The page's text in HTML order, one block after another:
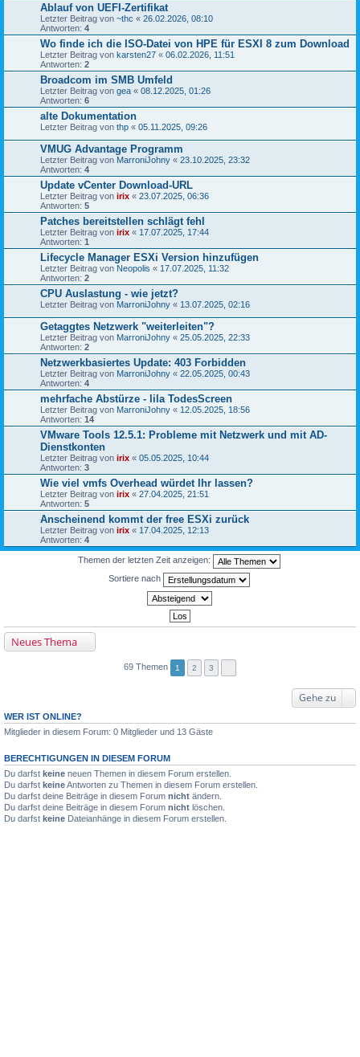
Ablauf von UEFI-Zertifikat
Letzter Beitrag von ~thc « 26.02.2026, 08:10
Antworten: 4
Wo finde ich die ISO-Datei von HPE für ESXI 8 zum Download
Letzter Beitrag von karsten27 « 06.02.2026, 11:51
Antworten: 2
Broadcom im SMB Umfeld
Letzter Beitrag von gea « 08.12.2025, 01:26
Antworten: 6
alte Dokumentation
Letzter Beitrag von thp « 05.11.2025, 09:26
VMUG Advantage Programm
Letzter Beitrag von MarroniJohny « 23.10.2025, 23:32
Antworten: 4
Update vCenter Download-URL
Letzter Beitrag von irix « 23.07.2025, 06:36
Antworten: 5
Patches bereitstellen schlägt fehl
Letzter Beitrag von irix « 17.07.2025, 17:44
Antworten: 1
Lifecycle Manager ESXi Version hinzufügen
Letzter Beitrag von Neopolis « 17.07.2025, 11:32
Antworten: 2
CPU Auslastung - wie jetzt?
Letzter Beitrag von MarroniJohny « 13.07.2025, 02:16
Getaggtes Netzwerk "weiterleiten"?
Letzter Beitrag von MarroniJohny « 25.05.2025, 22:33
Antworten: 2
Netzwerkbasiertes Update: 403 Forbidden
Letzter Beitrag von MarroniJohny « 22.05.2025, 00:43
Antworten: 4
mehrfache Abstürze - lila TodesScreen
Letzter Beitrag von MarroniJohny « 12.05.2025, 18:56
Antworten: 14
VMware Tools 12.5.1: Probleme mit Netzwerk und mit AD-
Dienstkonten
Letzter Beitrag von irix « 05.05.2025, 10:44
Antworten: 3
Wie viel vmfs Overhead würdet Ihr lassen?
Letzter Beitrag von irix « 27.04.2025, 21:51
Antworten: 5
Anscheinend kommt der free ESXi zurück
Letzter Beitrag von irix « 17.04.2025, 12:13
Antworten: 4
Themen der letzten Zeit anzeigen:
Sortiere nach
Neues Thema
69 Themen 1 2 3
Gehe zu
WER IST ONLINE?
Mitglieder in diesem Forum: 0 Mitglieder und 13 Gäste
BERECHTIGUNGEN IN DIESEM FORUM
Du darfst keine neuen Themen in diesem Forum erstellen.
Du darfst keineAntworten zu Themen in diesem Forum erstellen.
Du darfst deine Beiträge in diesem Forum nicht ändern.
Du darfst deine Beiträge in diesem Forum nicht löschen.
Du darfst keine Dateianhänge in diesem Forum erstellen.